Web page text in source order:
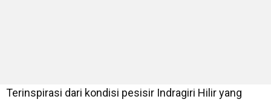
Terinspirasi dari kondisi pesisir Indragiri Hilir yang